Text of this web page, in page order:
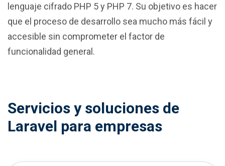
lenguaje cifrado PHP 5 y PHP 7. Su objetivo es hacer
que el proceso de desarrollo sea mucho más fácil y
accesible sin comprometer el factor de
funcionalidad general.
Servicios y soluciones de
Laravel para empresas